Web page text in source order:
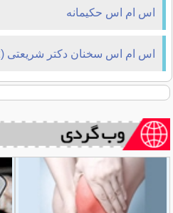
اس ام اس حکیمانه
اس ام اس سخنان دکتر شریعتی (2)